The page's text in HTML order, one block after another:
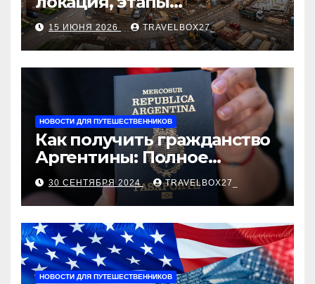
строительства, проверка
застройщика, сценарии
оформления сделки и
рыночные ориентиры
15 ИЮНЯ 2026 TRAVELBOX27_
НОВОСТИ ДЛЯ ПУТЕШЕСТВЕННИКОВ
Как получить гражданство
Аргентины: Полное
руководство
30 СЕНТЯБРЯ 2024 TRAVELBOX27_
НОВОСТИ ДЛЯ ПУТЕШЕСТВЕННИКОВ